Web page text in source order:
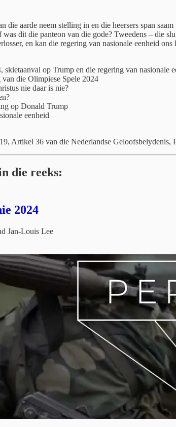
die aarde neem stelling in en die heersers span
dit die panteon van die gode? Tweedens – die
en kan die regering van nasionale eenheid ons
skietaanval op Trump en die regering van nasionale
die Olimpiese Spele 2024
nie daar is nie?
op Donald Trump
eenheid
Artikel 36 van die Nederlandse Geloofsbelydenis,
die reeks:
2024
Jan-Louis Lee